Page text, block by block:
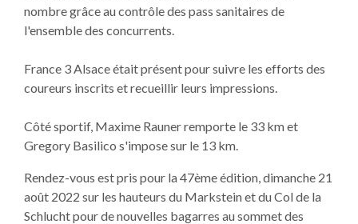
nombre grâce au contrôle des pass sanitaires de
l'ensemble des concurrents.
France 3 Alsace était présent pour suivre les efforts des
coureurs inscrits et recueillir leurs impressions.
Côté sportif, Maxime Rauner remporte le 33 km et
Gregory Basilico s'impose sur le 13 km.
Rendez-vous est pris pour la 47ème édition, dimanche 21
août 2022 sur les hauteurs du Markstein et du Col de la
Schlucht pour de nouvelles bagarres au sommet des